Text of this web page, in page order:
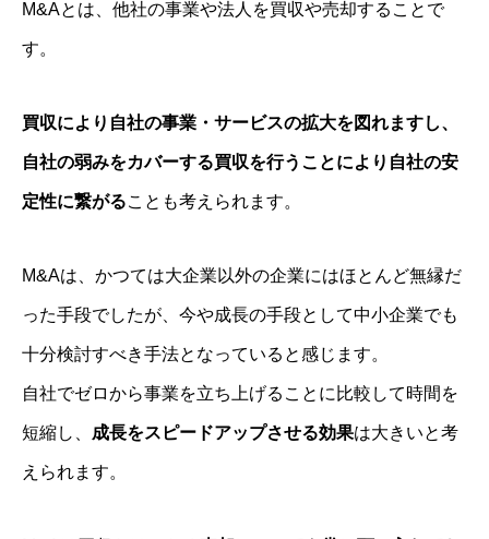
M&Aとは、他社の事業や法人を買収や売却することで
す。
買収により自社の事業・サービスの拡大を図れますし、
自社の弱みをカバーする買収を行うことにより自社の安
定性に繋がることも考えられます。
M&Aは、かつては大企業以外の企業にはほとんど無縁だ
った手段でしたが、今や成長の手段として中小企業でも
十分検討すべき手法となっていると感じます。
自社でゼロから事業を立ち上げることに比較して時間を
短縮し、 成長をスピードアップさせる効果は大きいと考
えられます。